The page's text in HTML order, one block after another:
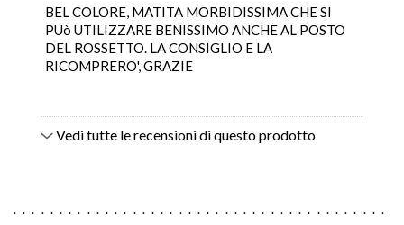
BEL COLORE, MATITA MORBIDISSIMA CHE SI
PUò UTILIZZARE BENISSIMO ANCHE AL POSTO
DEL ROSSETTO. LA CONSIGLIO E LA
RICOMPRERO', GRAZIE
Vedi tutte le recensioni di questo prodotto